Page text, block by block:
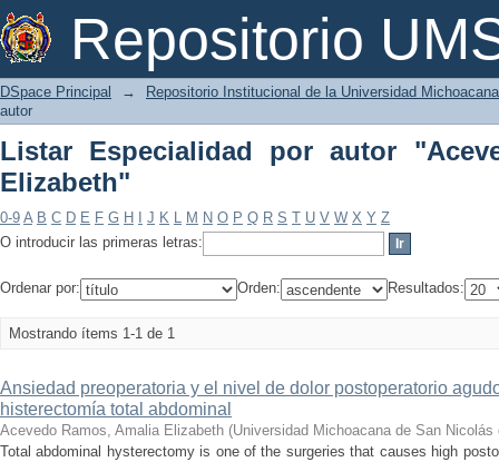
Repositorio
Listar Especialidad por autor
DSpace Principal →
Repositorio Institucional de la Universidad
autor
Listar Especialidad por autor
Elizabeth"
0-9 A B C D E F G H J K L M N O P Q R S T U V W X Y Z
O introducir las primeras letras:
Ordenar por: Orden: Resultados:
Mostrando ítems 1-1 de 1
Ansiedad preoperatoria y el nivel de dolor postoperatorio
histerectomía total abdominal
Acevedo Ramos, Amalia Elizabeth (Universidad Michoacana de San Nicolás
Total abdominal hysterectomy is one of the surgeries that causes high